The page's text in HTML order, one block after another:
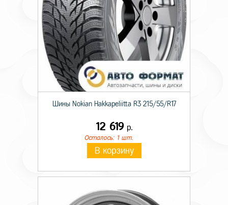
Шины Nokian Hakkapeliitta R3 215/55/R17
12 619р.
Осталось: 1 шт.
В корзину